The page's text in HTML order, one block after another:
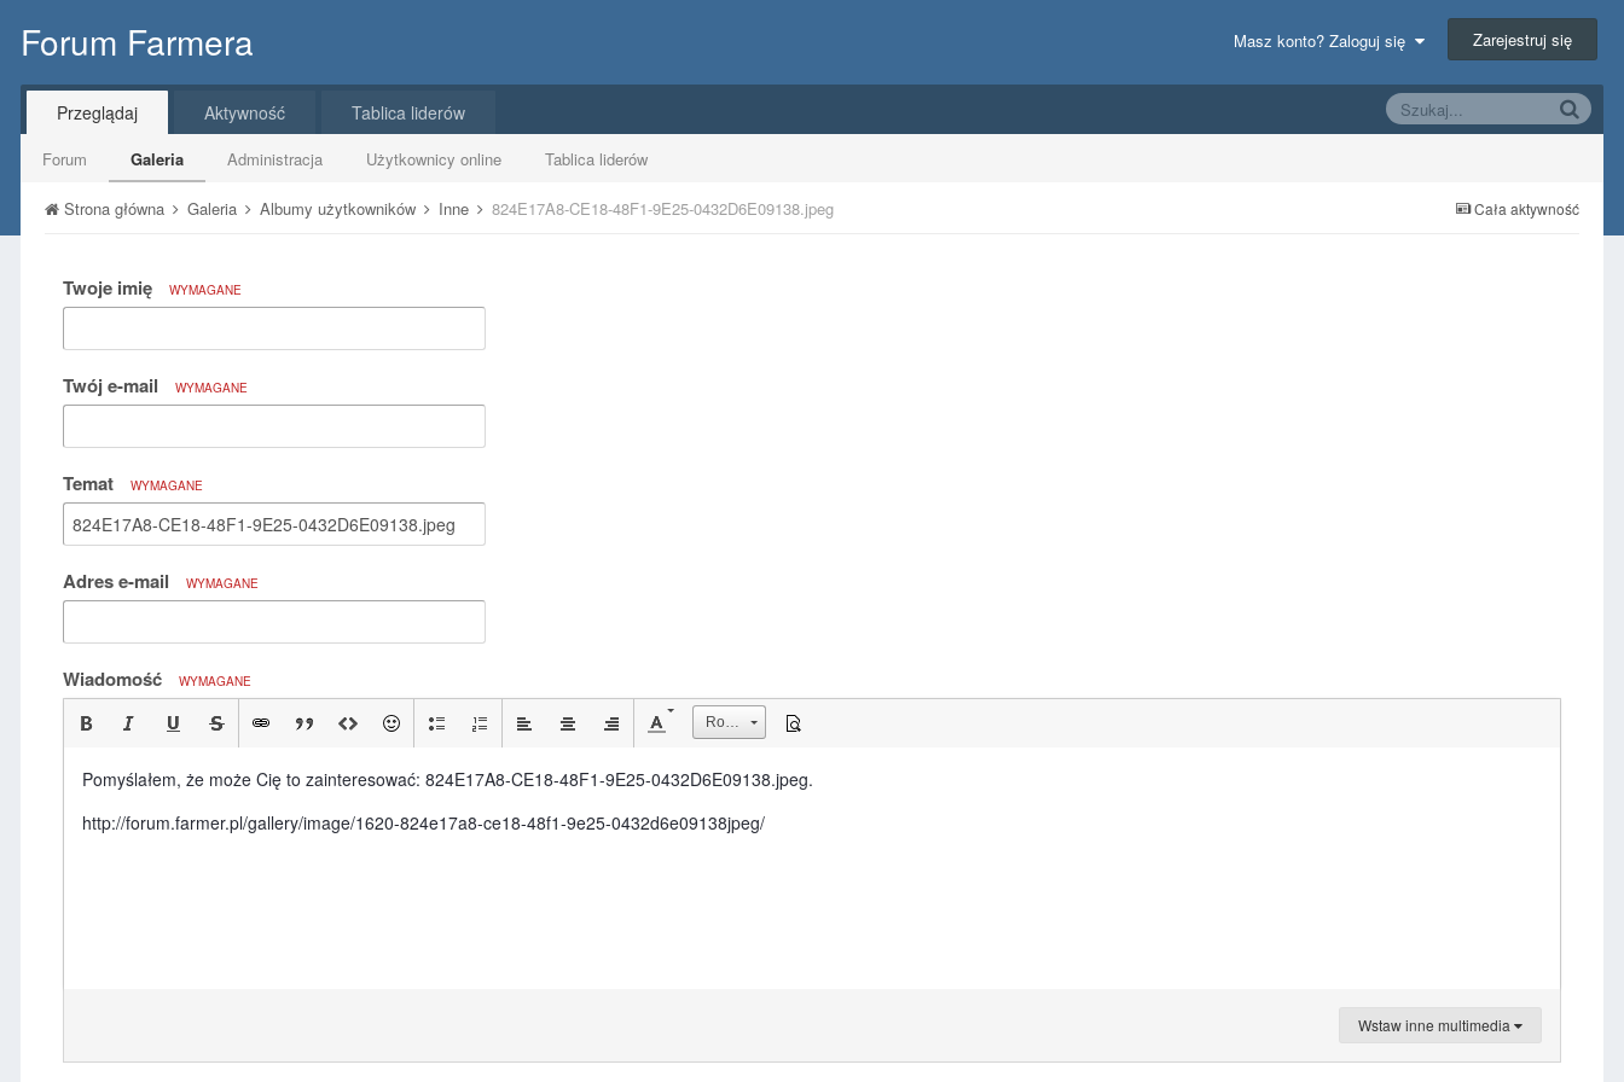
Forum Farmera Masz konto? Zaloguj się Zarejestruj się
Przeglądaj
Forum Galeria Administracja Użytkownicy online Tablica liderów
Aktywność Tablica liderów
Cała aktywność
Strona główna Galeria Albumy użytkowników Inne 824E17A8-CE18-48F1-9E25-0432D6E09138.jpeg
Twoje imię WYMAGANE
Twój e-mail WYMAGANE
Temat WYMAGANE
Adres e-mail WYMAGANE
Wiadomość WYMAGANE
Rozmiar
Pomyślałem, że może Cię to zainteresować: 824E17A8-CE18-48F1-9E25-0432D6E09138.jpeg.
http://forum.farmer.pl/gallery/image/1620-824e17a8-ce18-48f1-9e25-0432d6e09138jpeg/
Wstaw inne multimedia